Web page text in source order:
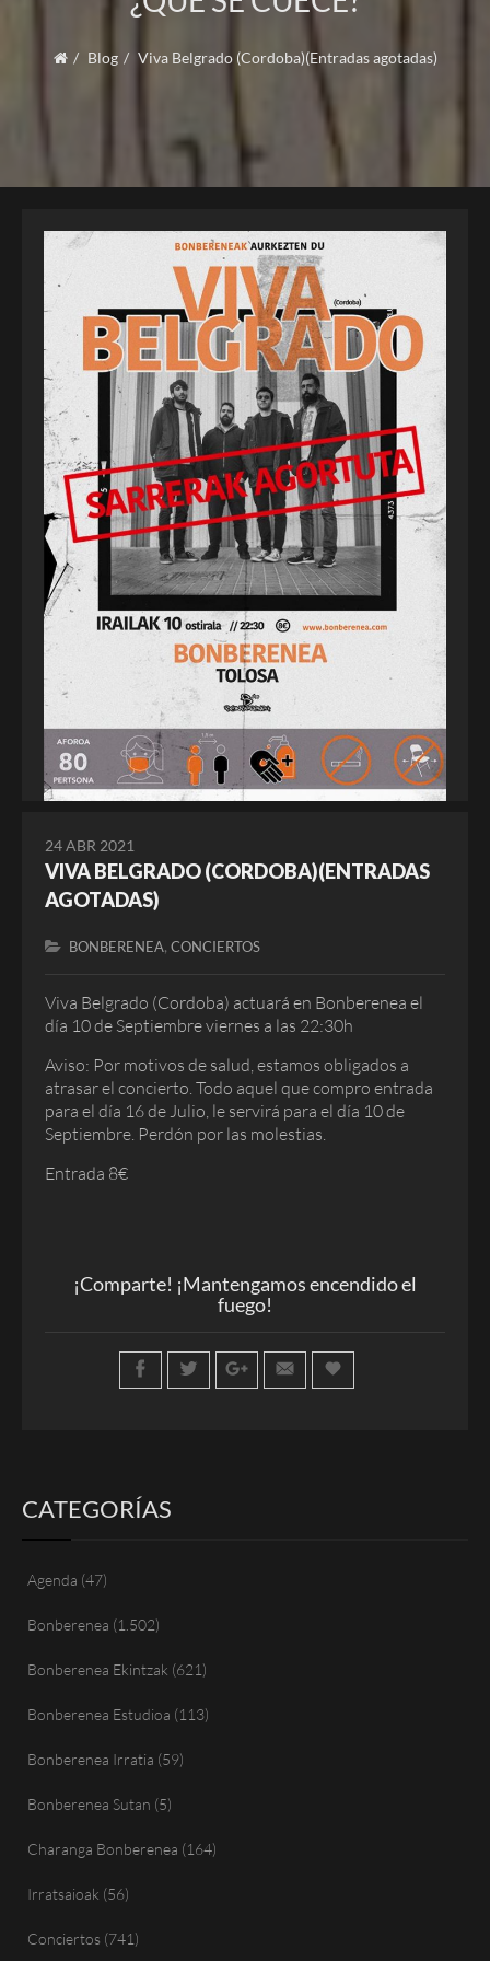
Blog Viva Belgrado (Cordoba)(Entradas agotadas)
24 ABR 2021
VIVA BELGRADO (CORDOBA)(ENTRADAS
AGOTADAS)
BONBERENEA, CONCIERTOS
Viva Belgrado (Cordoba) actuará en Bonberenea el
día 10 de Septiembre viernes a las 22:30h
Aviso: Por motivos de salud, estamos obligados a
atrasar el concierto. Todo aquel que compro entrada
para el día 16 de Julio, le servirá para el día 10 de
Septiembre. Perdón por las molestias.
Entrada 8€
¡Comparte! ¡Mantengamos encendido el
fuego!
CATEGORÍAS
Agenda (47)
Bonberenea (1.502)
Bonberenea Ekintzak (621)
Bonberenea Estudioa (113)
Bonberenea Irratia (59)
Bonberenea Sutan (5)
Charanga Bonberenea (164)
Irratsaioak (56)
Conciertos (741)